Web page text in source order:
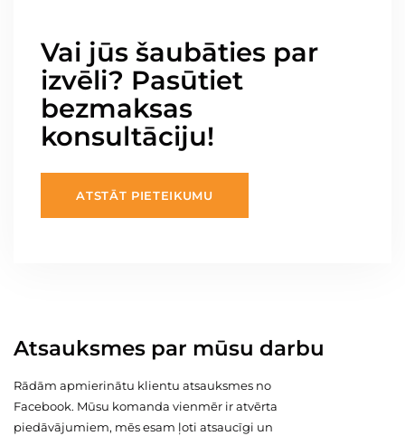
Vai jūs šaubāties par
izvēli? Pasūtiet
bezmaksas
konsultāciju!
ATSTĀT PIETEIKUMU
Atsauksmes par mūsu darbu
Rādām apmierinātu klientu atsauksmes no
Facebook. Mūsu komanda vienmēr ir atvērta
piedāvājumiem, mēs esam ļoti atsaucīgi un